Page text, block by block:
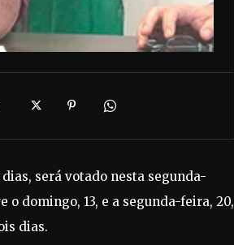
será votado nesta segunda-
domingo, 13, e a segunda-feira, 20,
dias.